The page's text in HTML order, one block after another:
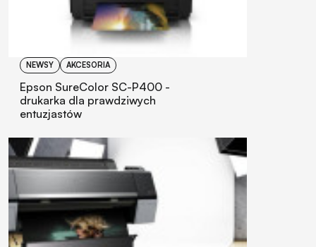
NEWSY AKCESORIA
Epson SureColor SC-P400 -
drukarka dla prawdziwych
entuzjastów